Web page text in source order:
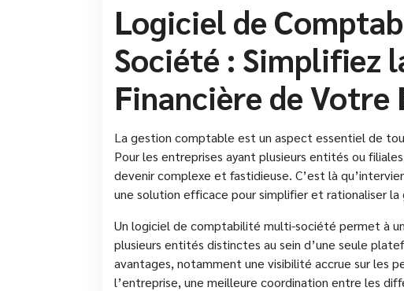
Logiciel de
Société : Simplifiez
Financière de Votre
La gestion comptable est un aspect essentiel de
Pour les entreprises ayant plusieurs entités ou
devenir complexe et fastidieuse. C’est là
une solution efficace pour simplifier et rationaliser
Un logiciel de comptabilité multi-société permet à
plusieurs entités distinctes au sein d’une seule
avantages, notamment une visibilité accrue sur les
l’entreprise, une meilleure coordination entre les